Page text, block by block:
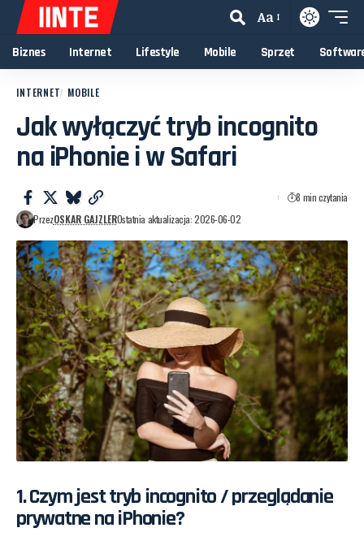
Aa
Biznes Internet Lifestyle Mobile Sprzęt
INTERNET MOBILE
Jak wyłączyć tryb incognito
na iPhonie i w Safari
PrzezOSKAR GAJZLEROstatnia aktualizacja: 2026-06-02
8 min czytania
1. Czym jest tryb incognito / przeglądanie
prywatne na iPhonie?